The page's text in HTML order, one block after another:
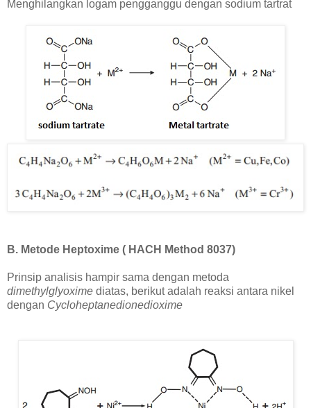
Menghilangkan logam pengganggu dengan sodium tartrat
B. Metode Heptoxime ( HACH Method 8037)
Prinsip analisis hampir sama dengan metoda
dimethylglyoxime diatas, berikut adalah reaksi antara nikel
dengan Cycloheptanedionedioxime